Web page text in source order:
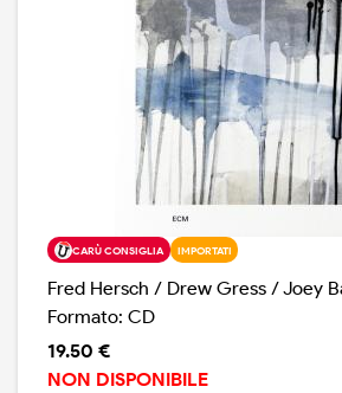
CARÙ CONSIGLIA IMPORTATI
Fred Hersch / Drew Gress / Joey
Formato: CD
19.50 €
NON DISPONIBILE